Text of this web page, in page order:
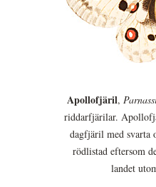
Apollofjäril,
riddarfjärilar.
dagfjäril med svarta
rödlistad eftersom
landet